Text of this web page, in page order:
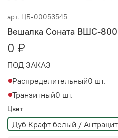
арт. ЦБ-00053545
Вешалка Соната ВШС-800
0 ₽
ПОД ЗАКАЗ
Распределительный0 шт.
Транзитный0 шт.
Цвет
Дуб Крафт белый / Антрацит